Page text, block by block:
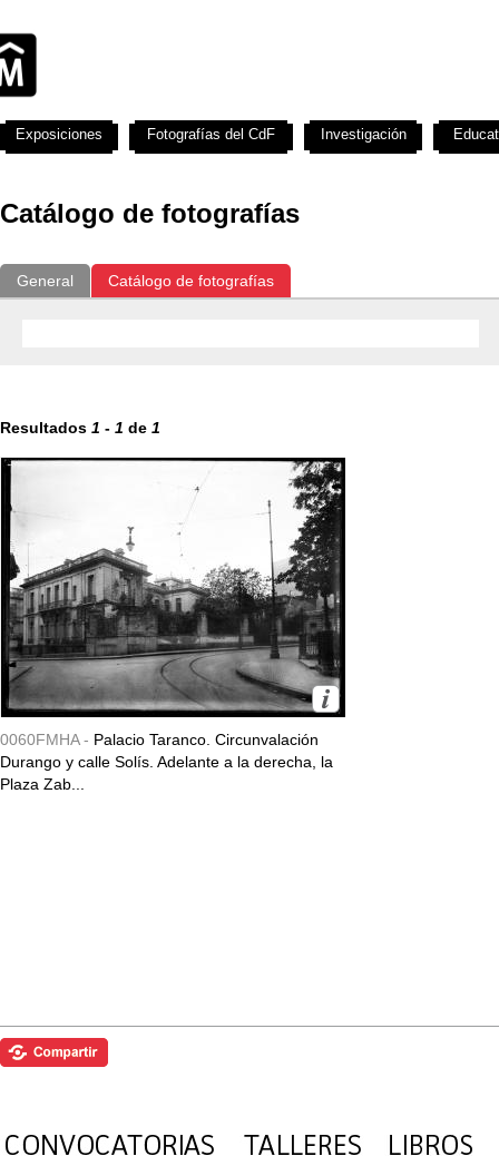
Catálogo de fotografías
General Catálogo de fotografías
Resultados 1 - 1 de 1
0060FMHA - Palacio Taranco. Circunvalación
Durango y calle Solís. Adelante a la derecha, la
Plaza Zab...
Exposiciones Fotografías del CdF Investigación